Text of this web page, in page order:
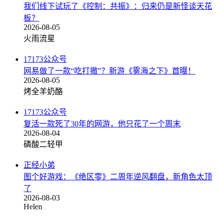
我们线下试玩了《控制：共振》：归来仍是新怪谈天花
板？
2026-08-05
火雨流星
17173公众号
网易做了一款“吃打撤”？新游《雾海之下》首曝！
2026-08-05
烤全羊奶酪
17173公众号
复活一款死了30年的网游，他只花了一个周末
2026-08-04
磷酸二轻甲
正经小弟
图个好游戏：《绝区零》二周年逆风翻盘，新角色太顶
了
2026-08-03
Helen